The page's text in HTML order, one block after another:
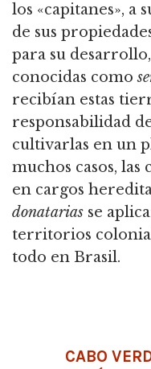
los «capitanes», a
de sus
para su
conocidas como
recibían estas
responsabilidad
cultivarlas en un
muchos casos,
en cargos
donatarias se
territorios
todo en Brasil.
CABO